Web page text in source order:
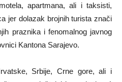
apartmana, ali i taksisti,
jer dolazak brojnih turista znači
praznika i fenomalnog javnog
Kantona Sarajevo.
Srbije, Crne gore, ali i